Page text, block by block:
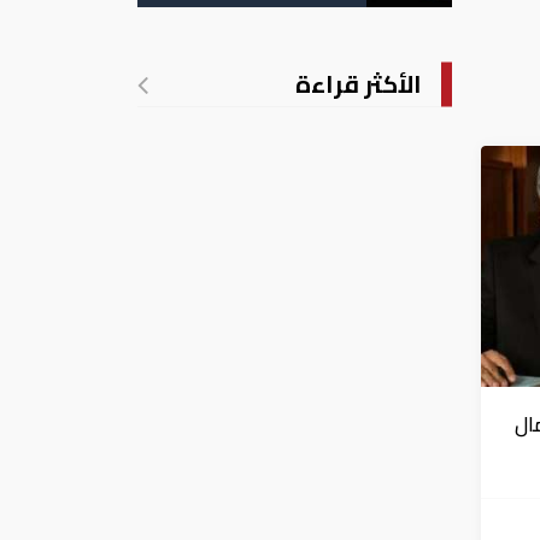
الأكثر قراءة